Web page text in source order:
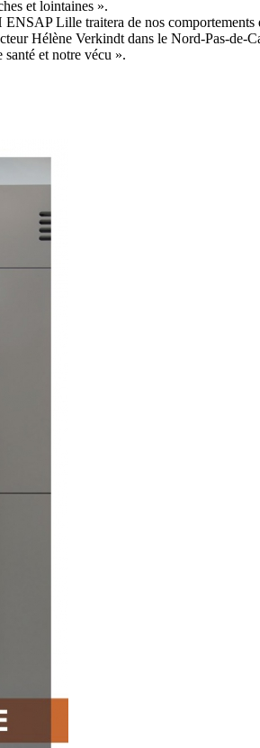
et lointaines ».
Lille traitera de nos
Hélène Verkindt dans le Nord-Pas-
et notre vécu ».